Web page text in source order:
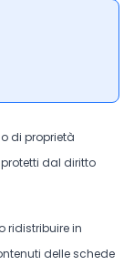
di proprietà
dal diritto
ridistribuire in
delle schede